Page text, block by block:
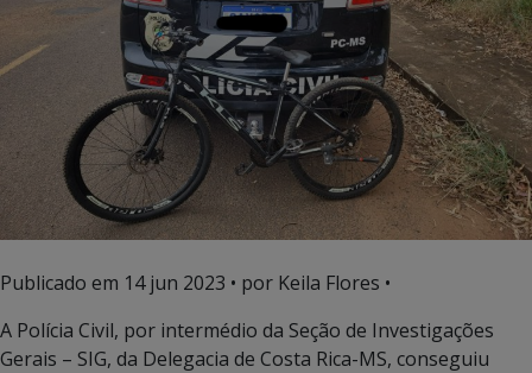
Publicado em 14 jun 2023 • por Keila Flores •
A Polícia Civil, por intermédio da Seção de Investigações
Gerais – SIG, da Delegacia de Costa Rica-MS, conseguiu